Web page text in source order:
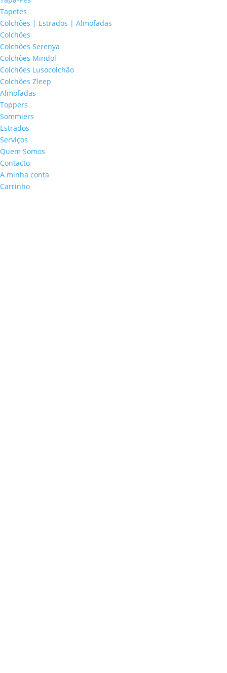
Tapetes
Colchões | Estrados | Almofadas
Colchões
Colchões Serenya
Colchões Mindol
Colchões Lusocolchão
Colchões Zleep
Almofadas
Toppers
Sommiers
Estrados
Serviços
Quem Somos
Contacto
A minha conta
Carrinho